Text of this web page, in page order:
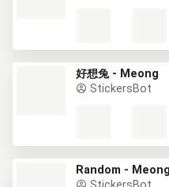
好想兔 - Meong
StickersBot
Random - Meong